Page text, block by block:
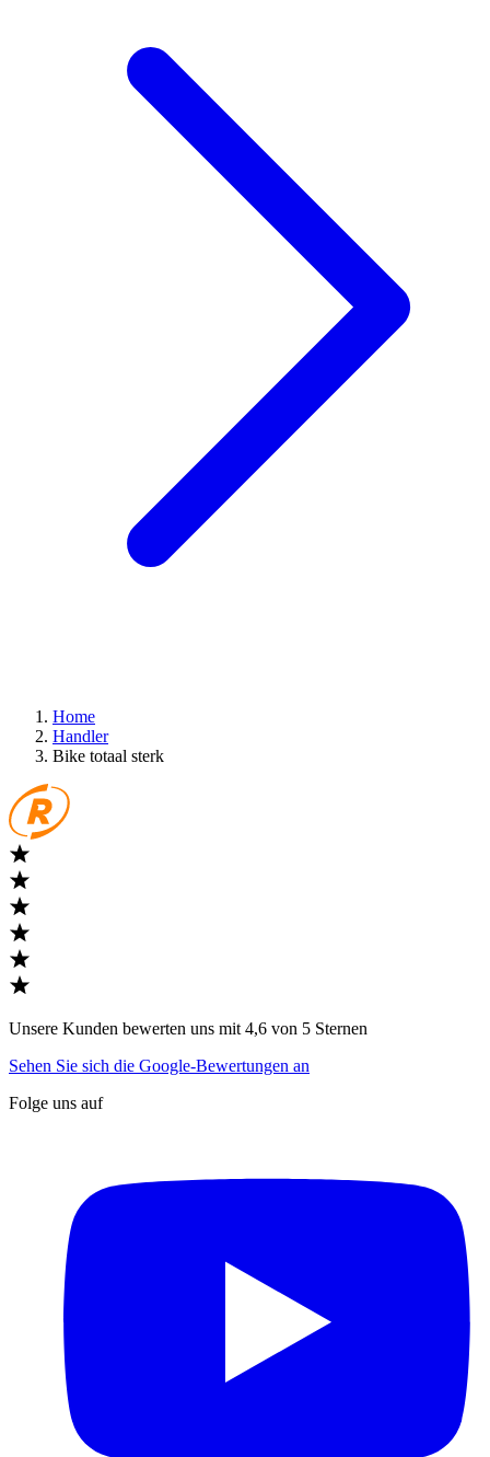
Home
Handler
Bike totaal sterk
Unsere Kunden bewerten uns mit 4,6 von 5 Sternen
Sehen Sie sich die Google-Bewertungen an
Folge uns auf